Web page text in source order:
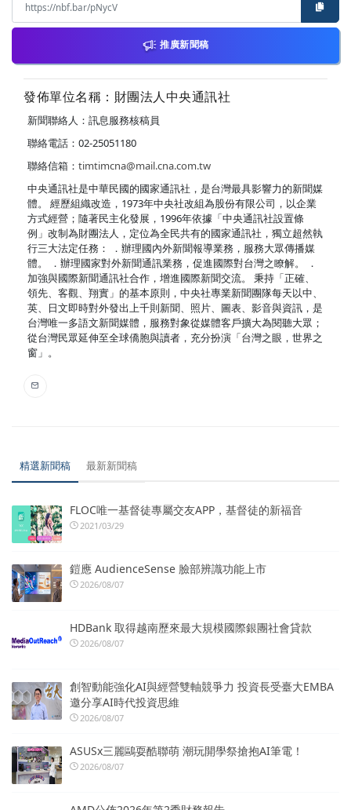
推廣新聞稿
發佈單位名稱：財團法人中央通訊社
新聞聯絡人：訊息服務核稿員
聯絡電話：02-25051180
聯絡信箱： timtimcna@mail.cna.com.tw
中央通訊社是中華民國的國家通訊社，是台灣最具影響力的新聞媒
體。 經歷組織改造，1973年中央社改組為股份有限公司，以企業
方式經營；隨著民主化發展，1996年依據「中央通訊社設置條
例」改制為財團法人，定位為全民共有的國家通訊社，獨立超然執
行三大法定任務： ．辦理國內外新聞報導業務，服務大眾傳播媒
體。 ．辦理國家對外新聞通訊業務，促進國際對台灣之瞭解。 ．
加強與國際新聞通訊社合作，增進國際新聞交流。 秉持「正確、
領先、客觀、翔實」的基本原則，中央社專業新聞團隊每天以中、
英、日文即時對外發出上千則新聞、照片、圖表、影音與資訊，是
台灣唯一多語文新聞媒體，服務對象從媒體客戶擴大為閱聽大眾；
從台灣民眾延伸至全球僑胞與讀者，充分扮演「台灣之眼，世界之
窗」。
精選新聞稿 最新新聞稿
FLOC唯一基督徒專屬交友APP，基督徒的新福音
2021/03/29
鎧應 AudienceSense 臉部辨識功能上市
2026/08/07
HDBank 取得越南歷來最大規模國際銀團社會貸款
2026/08/07
創智動能強化AI與經營雙軸競爭力 投資長受臺大EMBA
邀分享AI時代投資思維
2026/08/07
ASUSx三麗鷗耍酷聯萌 潮玩開學祭搶抱AI筆電！
2026/08/07